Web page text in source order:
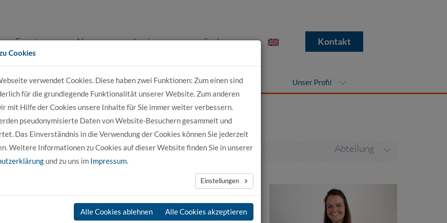
Events News Login Suche Kontakt
Bewerber Für Studierende Für Unternehmen Unser Profil
Abteilung
Cookies
verwendet Cookies. Diese haben zwei Funktionen: Zum einen sind
für die grundlegende Funktionalität unserer Website. Zum anderen
mit Hilfe der Cookies unsere Inhalte für Sie immer weiter verbessern.
pseudonymisierte Daten von Website-Besuchern gesammelt und
Das Einverständnis in die Verwendung der Cookies können Sie jederzeit
Weitere Informationen zu Cookies auf dieser Website finden Sie in unserer
und zu uns im Impressum.
Einstellungen
Alle Cookies ablehnen Alle Cookies akzeptieren